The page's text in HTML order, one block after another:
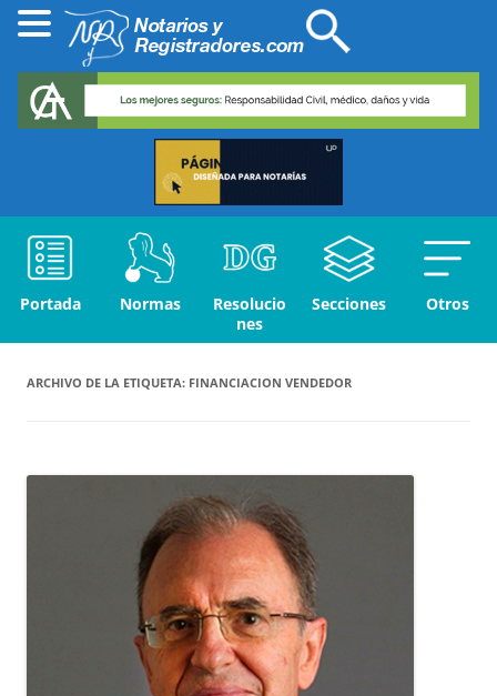
Portada Normas
Resolucio
nes
Secciones Otros
ARCHIVO DE LA ETIQUETA: FINANCIACION VENDEDOR